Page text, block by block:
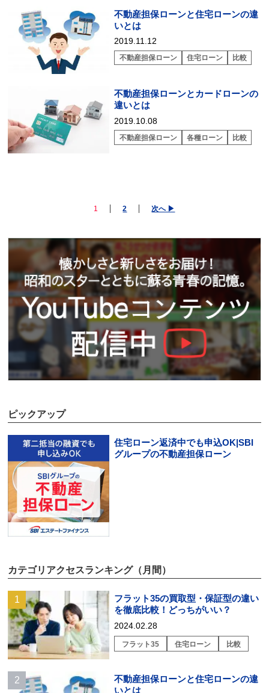
不動産担保ローンと住宅ローンの違
いとは
2019.11.12
不動産担保ローン 住宅ローン 比較
不動産担保ローンとカードローンの
違いとは
2019.10.08
不動産担保ローン 各種ローン 比較
1 2 次へ ▶
ピックアップ
住宅ローン返済中でも申込OK|SBI
グループの不動産担保ローン
カテゴリアクセスランキング（月間）
フラット35の買取型・保証型の違い
を徹底比較！どっちがいい？
2024.02.28
フラット35 住宅ローン 比較
不動産担保ローンと住宅ローンの違
いとは